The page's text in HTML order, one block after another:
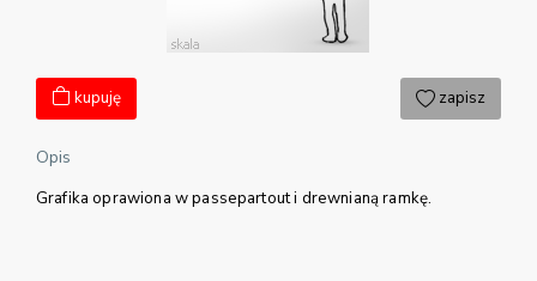
kupuję zapisz
Opis
Grafika oprawiona w passepartout i drewnianą ramkę.